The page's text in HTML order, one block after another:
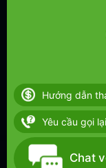
Hướng dẫn
Yêu cầu gọi
Chat